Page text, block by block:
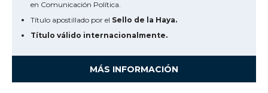
en Comunicación Política.
Título apostillado por el Sello de la Haya.
Título válido internacionalmente.
MÁS INFORMACIÓN